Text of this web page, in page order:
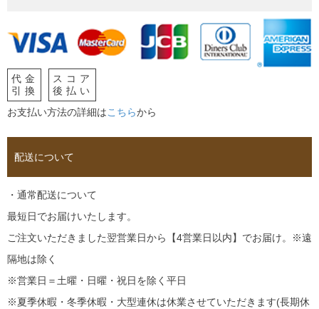
代金
引換
スコア
後払い
お支払い方法の詳細はこちらから
配送について
・通常配送について
最短日でお届けいたします。
ご注文いただきました翌営業日から【4営業日以内】でお届け。※遠
隔地は除く
※営業日＝土曜・日曜・祝日を除く平日
※夏季休暇・冬季休暇・大型連休は休業させていただきます(長期休